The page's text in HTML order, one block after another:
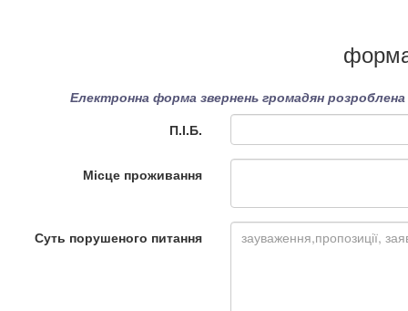
Електронна форма звернень громадян розроблена
П.І.Б.
Місце проживання
Суть порушеного питання